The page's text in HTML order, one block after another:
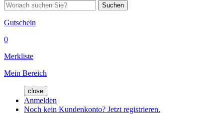
Suchen
Gutschein
0
Merkliste
Mein Bereich
close
Anmelden
Noch kein Kundenkonto? Jetzt registrieren.